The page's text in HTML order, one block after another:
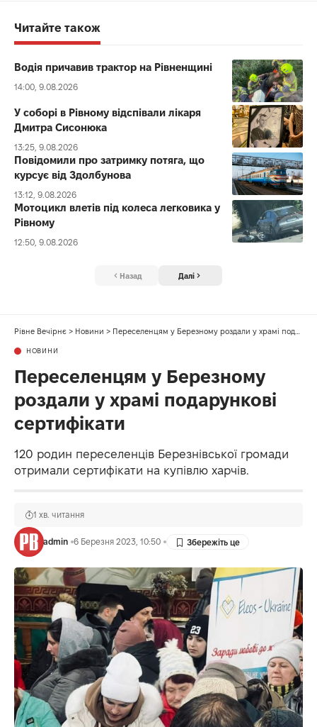
Читайте також
Водія причавив трактор на Рівненщині
14:00, 9.08.2026
У соборі в Рівному відспівали лікаря
Дмитра Сисонюка
13:25, 9.08.2026
Повідомили про затримку потяга, що
курсує від Здолбунова
13:12, 9.08.2026
Мотоцикл влетів під колеса легковика у
Рівному
12:50, 9.08.2026
Назад Далі
Рівне Вечірнє > Новини > Переселенцям у Березному роздали у храмі подарункові сертифікати
НОВИНИ
Переселенцям у Березному
роздали у храмі подарункові
сертифікати
120 родин переселенців Березнівської громади
отримали сертифікати на купівлю харчів.
admin 6 Березня 2023, 10:50
1 хв. читання